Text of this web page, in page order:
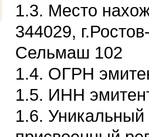
1.3. Место
344029,
Сельмаш 102
1.4. ОГРН
1.5. ИНН
1.6. Уникальный